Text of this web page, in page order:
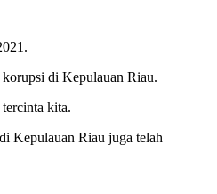
di Kepulauan Riau.
kita.
Kepulauan Riau juga telah